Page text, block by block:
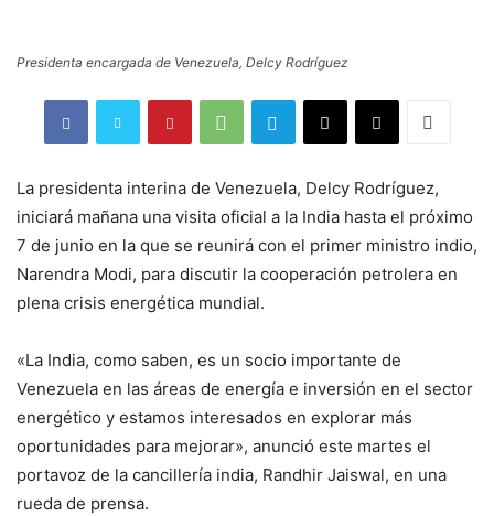
Presidenta encargada de Venezuela, Delcy Rodríguez
La presidenta interina de Venezuela, Delcy Rodríguez,
iniciará mañana una visita oficial a la India hasta el próximo
7 de junio en la que se reunirá con el primer ministro indio,
Narendra Modi, para discutir la cooperación petrolera en
plena crisis energética mundial.
«La India, como saben, es un socio importante de
Venezuela en las áreas de energía e inversión en el sector
energético y estamos interesados en explorar más
oportunidades para mejorar», anunció este martes el
portavoz de la cancillería india, Randhir Jaiswal, en una
rueda de prensa.